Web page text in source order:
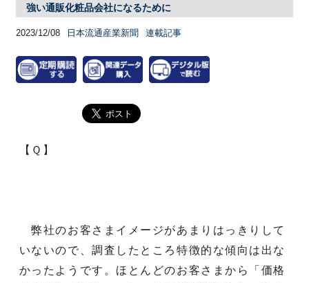
強い通販化粧品会社になるために
2023/12/08 日本流通産業新聞 連載記事
【Ｑ】
弊社のお客さまイメージがあまりはっきりして
いないので、調査したところ特徴的な傾向は出な
かったようです。ほとんどのお客さまから「価格